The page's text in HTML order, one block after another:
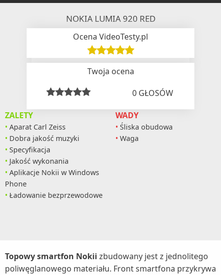
NOKIA LUMIA 920 RED
Ocena VideoTesty.pl
Twoja ocena
0GŁOSÓW
ZALETY
Aparat Carl Zeiss
Dobra jakość muzyki
Specyfikacja
Jakość wykonania
Aplikacje Nokii w Windows
Phone
Ładowanie bezprzewodowe
WADY
Śliska obudowa
Waga
Topowy smartfon Nokii zbudowany jest z jednolitego
poliwęglanowego materiału. Front smartfona przykrywa